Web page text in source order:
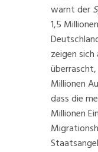
warnt der
1,5
zeigen
Millionen
dass die
Millionen